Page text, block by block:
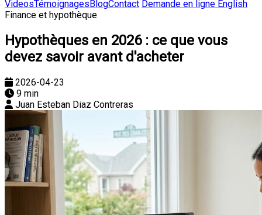
VideosTémoignagesBlogContact Demande en ligne English
Finance et hypothèque
Hypothèques en 2026 : ce que vous
devez savoir avant d'acheter
2026-04-23
9 min
Juan Esteban Diaz Contreras